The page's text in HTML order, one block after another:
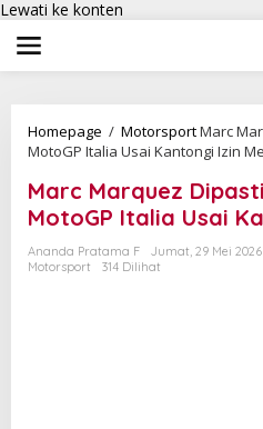
Lewati ke konten
Homepage / MotorsportMarc
MotoGP Italia Usai Kantongi Izin
Marc Marquez
MotoGP Italia Usai
Ananda Pratama F
Jumat, 29 Mei 2026
Motorsport
314 Dilihat